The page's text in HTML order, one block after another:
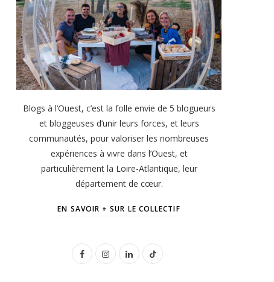
Blogs à l’Ouest, c’est la folle envie de 5 blogueurs
et bloggeuses d’unir leurs forces, et leurs
communautés, pour valoriser les nombreuses
expériences à vivre dans l’Ouest, et
particulièrement la Loire-Atlantique, leur
département de cœur.
EN SAVOIR + SUR LE COLLECTIF
F
I
L
T